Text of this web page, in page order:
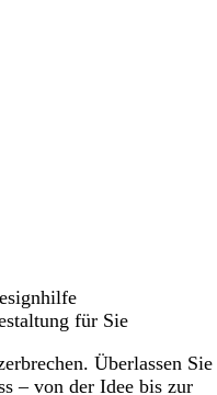
für Sie
Überlassen Sie
– von der Idee bis zur